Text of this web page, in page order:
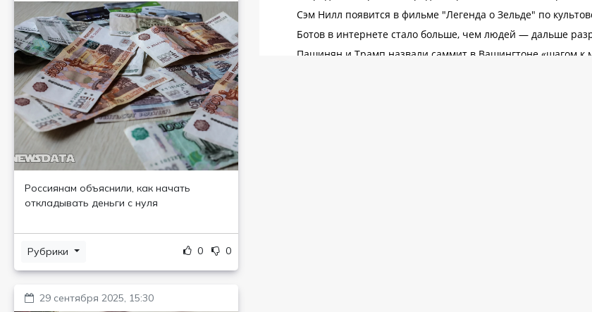
Россиянам объяснили, как начать
откладывать деньги с нуля
Рубрики 0 0
29 сентября 2025, 15:30